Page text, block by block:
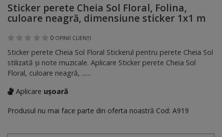
Sticker perete Cheia Sol Floral, Folina,
culoare neagră, dimensiune sticker 1x1 m
0 OPINII CLIENȚI
Sticker perete Cheia Sol Floral Stickerul pentru perete Cheia Sol
stilizată şi note muzicale. Aplicare Sticker perete Cheia Sol
Floral, culoare neagră, ......
Aplicare ușoară
Produsul nu mai face parte din oferta noastră Cod: A919